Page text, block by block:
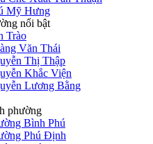
Mỹ Hưng
nổi bật
Trào
Văn Thái
Thị Thập
Khắc Viện
Lương Bằng
phường
Bình Phú
Phú Định